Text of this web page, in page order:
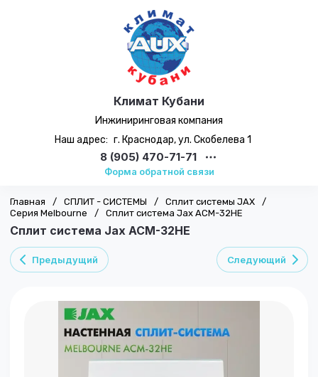
Климат Кубани
Инжиниринговая компания
Наш адрес: г. Краснодар, ул. Скобелева 1
8 (905) 470-71-71
Форма обратной связи
Главная / СПЛИТ - СИСТЕМЫ / Сплит системы JAX
/
Серия Melbourne
/ Сплит система Jax ACM-32HE
Сплит система Jax ACM-32HE
Предыдущий Следующий